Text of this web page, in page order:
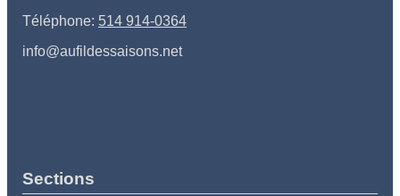
Téléphone: 514 914-0364
info@aufildessaisons.net
Sections